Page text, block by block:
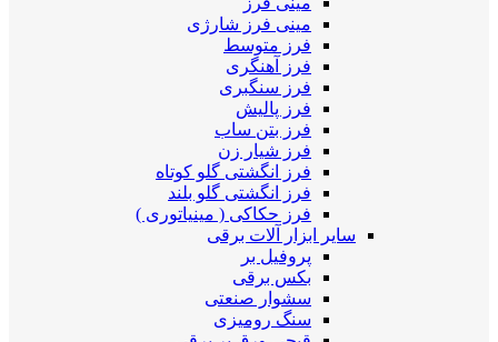
مینی فرز شارژی
فرز متوسط
فرز آهنگری
فرز سنگبری
فرز پالیش
فرز بتن ساب
فرز شیار زن
فرز انگشتی گلو کوتاه
فرز انگشتی گلو بلند
فرز حکاکی ( مینیاتوری )
سایر ابزار آلات برقی
پروفیل بر
بکس برقی
سشوار صنعتی
سنگ رومیزی